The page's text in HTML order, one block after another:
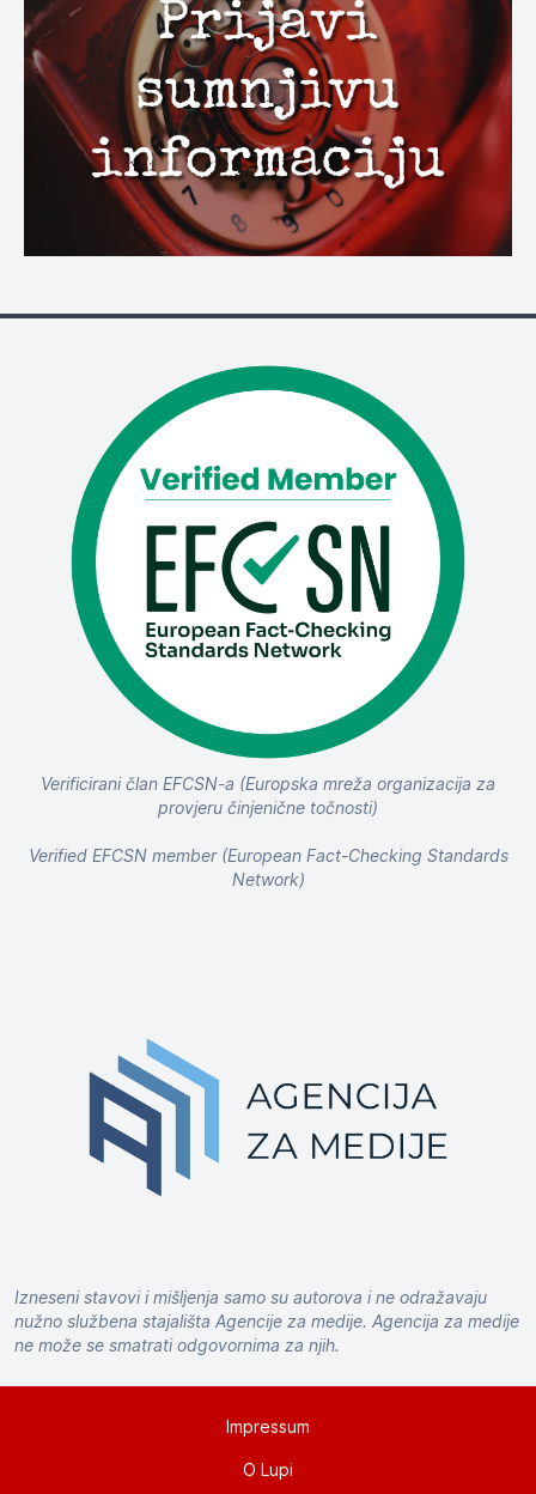
Verificirani član EFCSN-a (Europska mreža organizacija za
provjeru činjenične točnosti)
Verified EFCSN member (European Fact-Checking Standards
Network)
Izneseni stavovi i mišljenja samo su autorova i ne odražavaju
nužno službena stajališta Agencije za medije. Agencija za medije
ne može se smatrati odgovornima za njih.
Impressum
O Lupi